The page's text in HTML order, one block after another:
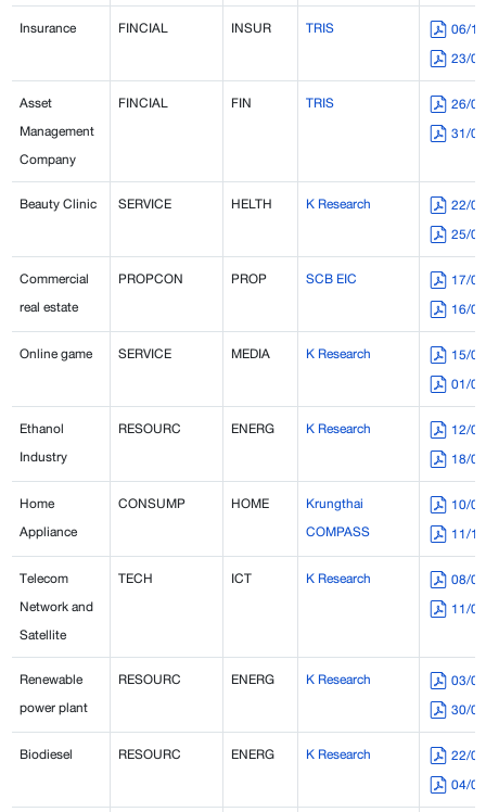
Insurance FINCIAL INSUR TRIS
06/
23/
Asset
Management
Company
FINCIAL FIN TRIS
26/
31/
Beauty Clinic SERVICE HELTH K Research
22/
25/
Commercial
real estate
PROPCON PROP SCB EIC
17/
16/
Online game
SERVICE MEDIA K Research
15/
01/
Ethanol
Industry
RESOURC ENERG K Research
12/
18/
Home
Appliance
CONSUMP HOME
Krungthai
COMPASS
10/
11/
Telecom
Network and
Satellite
TECH ICT K Research
08/
11/
Renewable
power plant
RESOURC ENERG K Research
03/
30/
Biodiesel
RESOURC ENERG K Research
22/
04/